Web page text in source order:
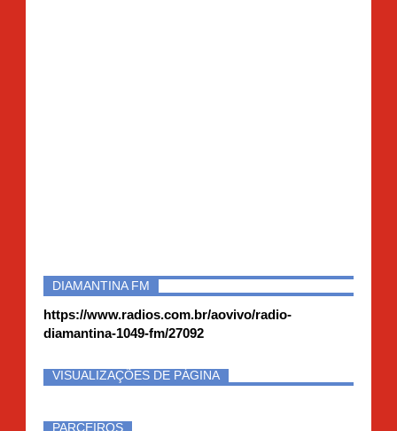
DIAMANTINA FM
https://www.radios.com.br/aovivo/radio-
diamantina-1049-fm/27092
VISUALIZAÇÕES DE PÁGINA
PARCEIROS